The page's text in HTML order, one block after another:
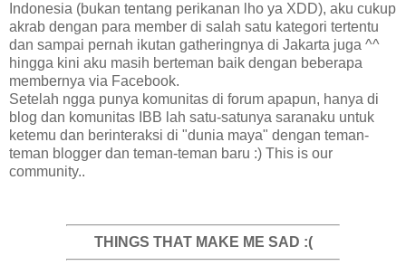
Indonesia (bukan tentang perikanan lho ya XDD), aku cukup
akrab dengan para member di salah satu kategori tertentu
dan sampai pernah ikutan gatheringnya di Jakarta juga ^^
hingga kini aku masih berteman baik dengan beberapa
membernya via Facebook.
Setelah ngga punya komunitas di forum apapun, hanya di
blog dan komunitas IBB lah satu-satunya saranaku untuk
ketemu dan berinteraksi di "dunia maya" dengan teman-
teman blogger dan teman-teman baru :) This is our
community..
THINGS THAT MAKE ME SAD :(